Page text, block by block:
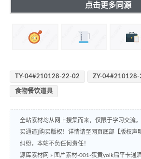
点击更多同源
TY-04#210128-22-02 ZY-04#210128-
食物餐饮道具
全站素材均从网上搜集而来，仅限于学习交流
买通道]购买版权！详情请至网页底部【版权声
纠纷，本站不负任何责任！
源库素材网 » 图片素材-001-蛋黄yolk扁平卡通